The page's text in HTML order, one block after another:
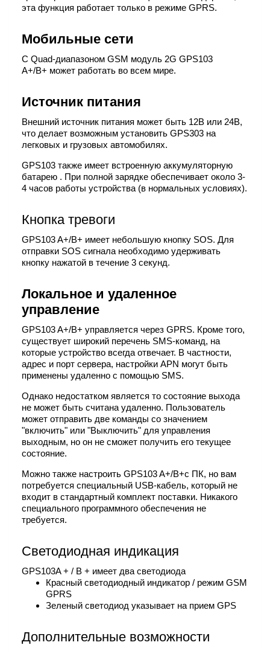
эта функция работает только в режиме GPRS.
Мобильные сети
С Quad-диапазоном GSM модуль 2G GPS103
A+/B+ может работать во всем мире.
Источник питания
Внешний источник питания может быть 12В или 24В,
что делает возможным установить GPS303 на
легковых и грузовых автомобилях.
GPS103 также имеет встроенную аккумуляторную
батарею . При полной зарядке обеспечивает около 3-
4 часов работы устройства (в нормальных условиях).
Кнопка тревоги
GPS103 A+/B+ имеет небольшую кнопку SOS. Для
отправки SOS сигнала необходимо удерживать
кнопку нажатой в течение 3 секунд.
Локальное и удаленное
управление
GPS103 A+/B+ управляется через GPRS. Кроме того,
существует широкий перечень SMS-команд, на
которые устройство всегда отвечает. В частности,
адрес и порт сервера, настройки APN могут быть
применены удаленно с помощью SMS.
Однако недостатком является то состояние выхода
не может быть считана удаленно. Пользователь
может отправить две команды со значением
"включить" или "Выключить" для управления
выходным, но он не сможет получить его текущее
состояние.
Можно также настроить GPS103 A+/B+с ПК, но вам
потребуется специальный USB-кабель, который не
входит в стандартный комплект поставки. Никакого
специального программного обеспечения не
требуется.
Светодиодная индикация
GPS103A + / B + имеет два светодиода
Красный светодиодный индикатор / режим GSM
GPRS
Зеленый светодиод указывает на прием GPS
Дополнительные возможности